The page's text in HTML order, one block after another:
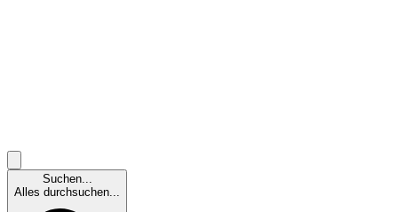
Suchen...
Alles durchsuchen...